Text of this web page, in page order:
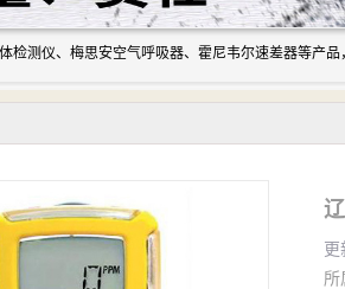
所